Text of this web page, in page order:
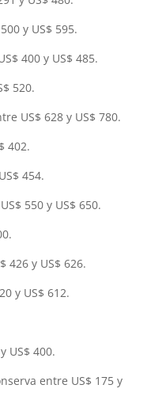
y US$ 595.
400 y US$ 485.
520.
US$ 628 y US$ 780.
402.
454.
550 y US$ 650.
426 y US$ 626.
y US$ 612.
US$ 400.
entre US$ 175 y